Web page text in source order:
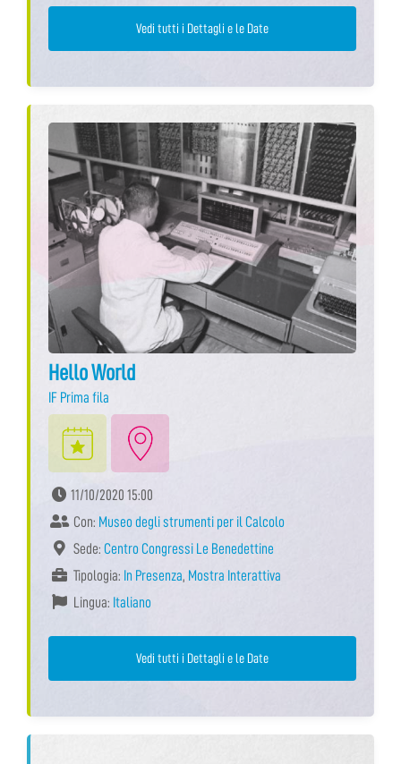
Vedi tutti i Dettagli e le Date
Hello World
IF Prima fila
11/10/2020 15:00
Con: Museo degli strumenti per il Calcolo
Sede: Centro Congressi Le Benedettine
Tipologia: In Presenza, Mostra Interattiva
Lingua: Italiano
Vedi tutti i Dettagli e le Date